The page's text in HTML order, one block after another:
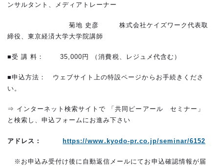
ンサルタント、メディアトレーナー
菊地 史彦 株式会社ケイズワーク代表取
締役、東京経済大学大学院講師
■受 講 料： 35,000円 （消費税、レジュメ代含む）
■申込方法： ウェブサイト上の特設ページからお手続きくださ
い。
⇒ インターネット検索サイトで 「共同ピーアール セミナー」
と検索し、申込フォームにお進み下さい
アドレス：https://www.kyodo-pr.co.jp/seminar/6152
※お申込み受付け後に自動返信メールにてお申込確認情報が届